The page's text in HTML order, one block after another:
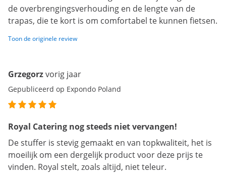
de overbrengingsverhouding en de lengte van de
trapas, die te kort is om comfortabel te kunnen fietsen.
Toon de originele review
Grzegorzvorig jaar
Gepubliceerd op Expondo Poland
Royal Catering nog steeds niet vervangen!
De stuffer is stevig gemaakt en van topkwaliteit, het is
moeilijk om een dergelijk product voor deze prijs te
vinden. Royal stelt, zoals altijd, niet teleur.